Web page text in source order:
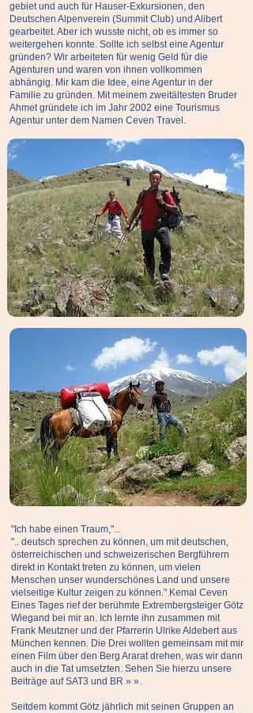
gebiet und auch für Hauser-Exkursionen, den
Deutschen Alpenverein (Summit Club) und Alibert
gearbeitet. Aber ich wusste nicht, ob es immer so
weitergehen konnte. Sollte ich selbst eine Agentur
gründen? Wir arbeiteten für wenig Geld für die
Agenturen und waren von ihnen vollkommen
abhängig. Mir kam die Idee, eine Agentur in der
Familie zu gründen. Mit meinem zweitältesten Bruder
Ahmet gründete ich im Jahr 2002 eine Tourismus
Agentur unter dem Namen Ceven Travel.
"Ich habe einen Traum,"...
".. deutsch sprechen zu können, um mit deutschen,
österreichischen und schweizerischen Bergführern
direkt in Kontakt treten zu können, um vielen
Menschen unser wunderschönes Land und unsere
vielseitige Kultur zeigen zu können." Kemal Ceven
Eines Tages rief der berühmte Extrembergsteiger Götz
Wiegand bei mir an. Ich lernte ihn zusammen mit
Frank Meutzner und der Pfarrerin Ulrike Aldebert aus
München kennen. Die Drei wollten gemeinsam mit mir
einen Film über den Berg Ararat drehen, was wir dann
auch in die Tat umsetzten. Sehen Sie hierzu unsere
Beiträge auf SAT3 und BR » ».
Seitdem kommt Götz jährlich mit seinen Gruppen an